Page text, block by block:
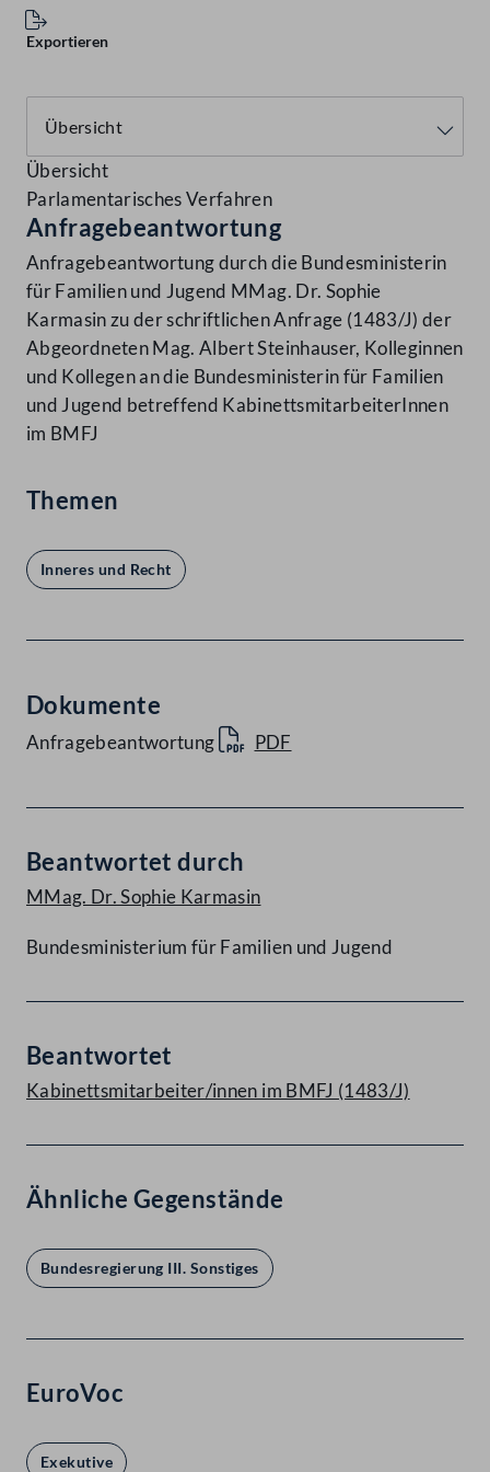
Exportieren
Übersicht
Parlamentarisches Verfahren
Anfragebeantwortung
Anfragebeantwortung durch die Bundesministerin
für Familien und Jugend MMag. Dr. Sophie
Karmasin zu der schriftlichen Anfrage (1483/J) der
Abgeordneten Mag. Albert Steinhauser, Kolleginnen
und Kollegen an die Bundesministerin für Familien
und Jugend betreffend KabinettsmitarbeiterInnen
im BMFJ
Themen
Inneres und Recht
Dokumente
Anfragebeantwortung PDF
Beantwortet durch
MMag. Dr. Sophie Karmasin
Bundesministerium für Familien und Jugend
Beantwortet
Kabinettsmitarbeiter/innen im BMFJ (1483/J)
Ähnliche Gegenstände
Bundesregierung III. Sonstiges
EuroVoc
Exekutive